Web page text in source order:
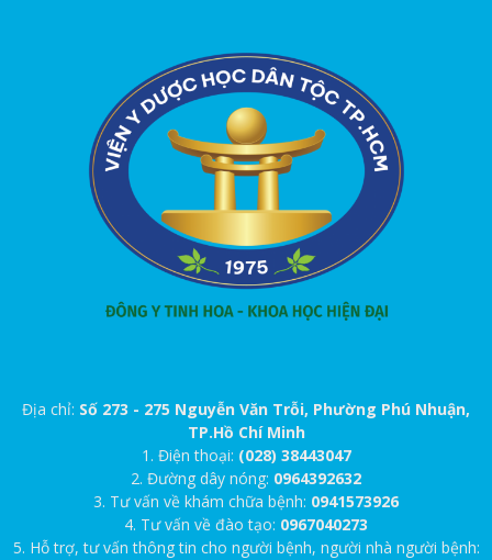
Địa chỉ: Số 273 - 275 Nguyễn Văn Trỗi, Phường Phú Nhuận,
TP.Hồ Chí Minh
1. Điện thoại: (028) 38443047
2. Đường dây nóng: 0964392632
3. Tư vấn về khám chữa bệnh: 0941573926
4. Tư vấn về đào tạo: 0967040273
5. Hỗ trợ, tư vấn thông tin cho người bệnh, người nhà người bệnh: